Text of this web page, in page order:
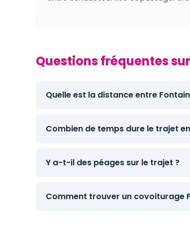
Questions fréquentes
Quelle est la distance entre
Combien de temps dure le trajet
Y a-t-il des péages sur le trajet ?
Comment trouver un covoiturage